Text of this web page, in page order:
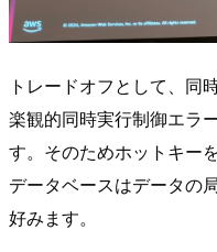
トレードオフとして、同
楽観的同時実行制御エラ
す。そのためホットキー
データベースはデータの
好みます。